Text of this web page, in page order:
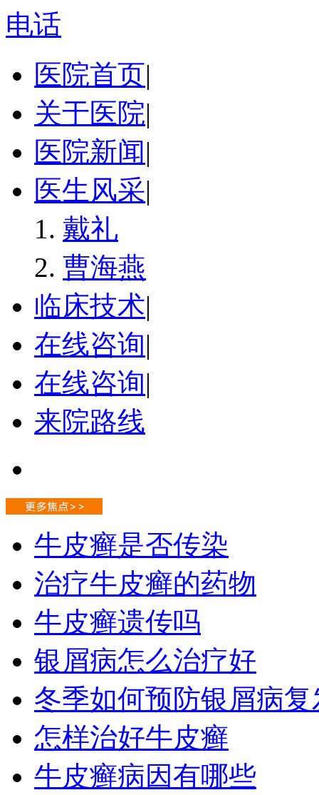
电话
医院首页|
关于医院|
医院新闻|
医生风采|
戴礼
曹海燕
临床技术|
在线咨询|
在线咨询|
来院路线
牛皮癣是否传染
治疗牛皮癣的药物
牛皮癣遗传吗
银屑病怎么治疗好
冬季如何预防银屑病复
怎样治好牛皮癣
牛皮癣病因有哪些